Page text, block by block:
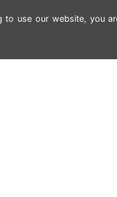
to use our website, you